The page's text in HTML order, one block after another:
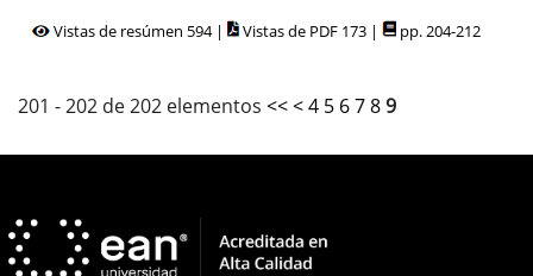
Vistas de resúmen 594 | Vistas de PDF 173 | pp. 204-212
201 - 202 de 202 elementos <<<4 5 6789